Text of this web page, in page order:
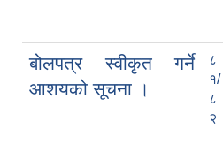
बोलपत्र स्वीकृत गर्ने
आशयको सूचना ।
८
१/
८
२